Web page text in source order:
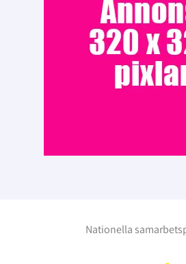
Nationella